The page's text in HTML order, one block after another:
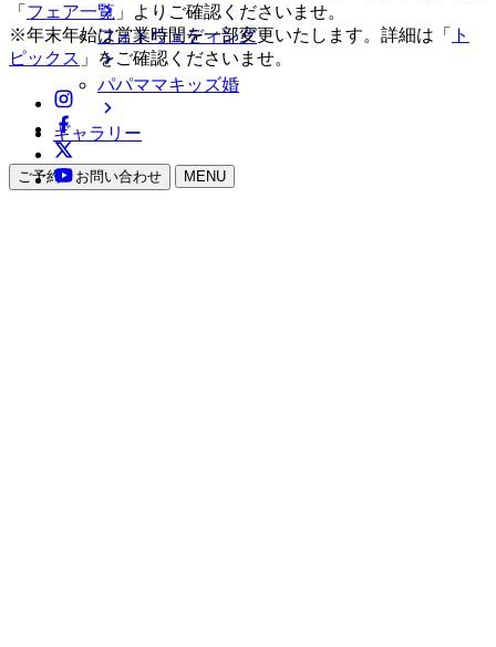
フォトウェディング
パパママキッズ婚
ギャラリー
ご予約・お問い合わせ MENU
「 フェア一覧 」よりご確認くださいませ。
※年末年始は営業時間を一部変更いたします。詳細は「
ト
ピックス 」をご確認くださいませ。